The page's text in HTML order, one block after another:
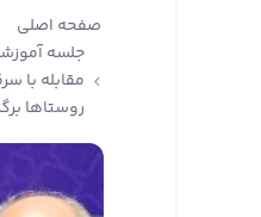
صفحه اصلی
جلسه
مقابله با
روستاها